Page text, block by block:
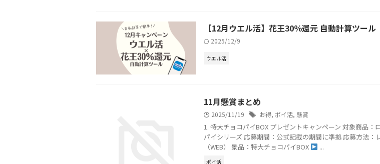
【12月ウエル活】花王30％還元 自動計算ツール
2025/12/9
ウエル活
11月懸賞まとめ
2025/11/19 お得, ポイ活, 懸賞
1. 特大チョコパイBOX プレゼントキャンペーン 対象商品：
パイシリーズ 応募期間：公式記載の期間に準拠 応募方法：
（WEB） 景品：特大チョコパイBOX
...
ポイ活